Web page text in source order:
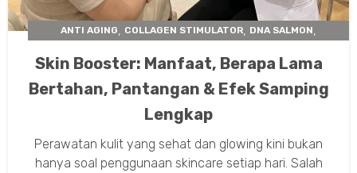
ANTI AGING, COLLAGEN STIMULATOR, DNA SALMON,
Skin Booster: Manfaat, Berapa Lama
Bertahan, Pantangan & Efek Samping
Lengkap
Perawatan kulit yang sehat dan glowing kini bukan
hanya soal penggunaan skincare setiap hari. Salah